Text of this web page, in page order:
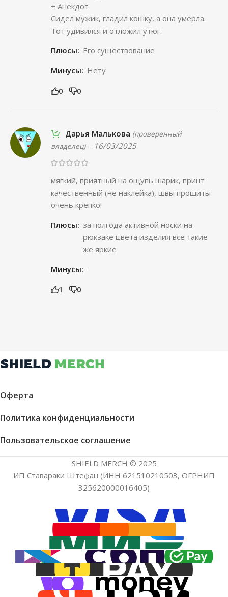
+ Анекдот
Сидел мужик, гладил кошку, а она умерла.
Тот удивился и отложил утюг.
Плюсы: Его существование
Минусы: Нету
0 0
Дарья Малькова (проверенный
владелец) – 16/03/2025
мягкий, приятный на ощупь шарик, принт
качественный (не наклейка), швы прошиты
очень крепко!
Плюсы: за полгода активной носки на
рюкзаке цвета изделия всё такие
же яркие
Минусы: -
1 0
Оферта
Политика конфиденциальности
Пользовательское соглашение
SHIELD MERCH © 2025
ИП Ставараки Штефан (ИНН 621510210503, ОГРНИП
325620000016405)